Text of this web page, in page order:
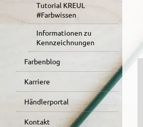
Tutorial KREUL
#Farbwissen
Informationen zu
Kennzeichnungen
Farbenblog
Karriere
Händlerportal
Kontakt